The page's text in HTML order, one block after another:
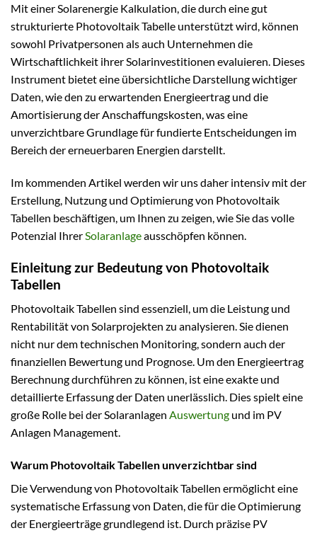
Mit einer Solarenergie Kalkulation, die durch eine gut
strukturierte Photovoltaik Tabelle unterstützt wird, können
sowohl Privatpersonen als auch Unternehmen die
Wirtschaftlichkeit ihrer Solarinvestitionen evaluieren. Dieses
Instrument bietet eine übersichtliche Darstellung wichtiger
Daten, wie den zu erwartenden Energieertrag und die
Amortisierung der Anschaffungskosten, was eine
unverzichtbare Grundlage für fundierte Entscheidungen im
Bereich der erneuerbaren Energien darstellt.
Im kommenden Artikel werden wir uns daher intensiv mit der
Erstellung, Nutzung und Optimierung von Photovoltaik
Tabellen beschäftigen, um Ihnen zu zeigen, wie Sie das volle
Potenzial Ihrer Solaranlageausschöpfen können.
Einleitung zur Bedeutung von Photovoltaik
Tabellen
Photovoltaik Tabellen sind essenziell, um die Leistung und
Rentabilität von Solarprojekten zu analysieren. Sie dienen
nicht nur dem technischen Monitoring, sondern auch der
finanziellen Bewertung und Prognose. Um den Energieertrag
Berechnung durchführen zu können, ist eine exakte und
detaillierte Erfassung der Daten unerlässlich. Dies spielt eine
große Rolle bei der Solaranlagen Auswertung und im PV
Anlagen Management.
Warum Photovoltaik Tabellen unverzichtbar sind
Die Verwendung von Photovoltaik Tabellen ermöglicht eine
systematische Erfassung von Daten, die für die Optimierung
der Energieerträge grundlegend ist. Durch präzise PV